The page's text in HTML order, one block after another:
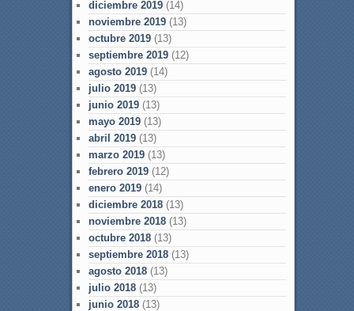
diciembre 2019(14)
noviembre 2019(13)
octubre 2019(13)
septiembre 2019(12)
agosto 2019(14)
julio 2019(13)
junio 2019(13)
mayo 2019(13)
abril 2019(13)
marzo 2019(13)
febrero 2019(12)
enero 2019(14)
diciembre 2018(13)
noviembre 2018(13)
octubre 2018(13)
septiembre 2018(13)
agosto 2018(13)
julio 2018(13)
junio 2018(13)